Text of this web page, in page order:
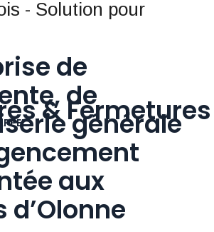
de
de
générale
aux
d’Olonne
& Fermetures